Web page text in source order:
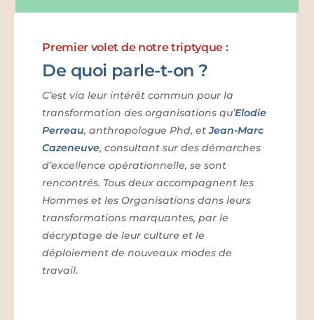
Premier volet de notre triptyque :
De quoi parle-t-on ?
C’est via leur intérêt commun pour la
transformation des organisations qu’Elodie
Perreau, anthropologue Phd, et Jean-Marc
Cazeneuve, consultant sur des démarches
d’excellence opérationnelle, se sont
rencontrés. Tous deux accompagnent les
Hommes et les Organisations dans leurs
transformations marquantes, par le
décryptage de leur culture et le
déploiement de nouveaux modes de
travail.